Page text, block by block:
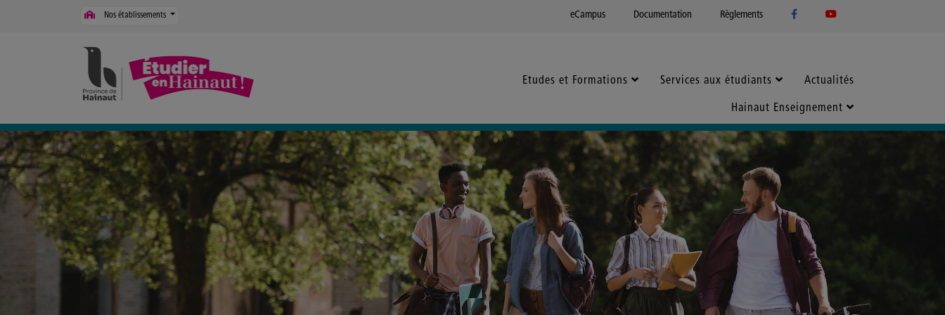
Panneau de gestion des cookies
Nos établissements eCampus Documentation Règlements
Etudes et Formations Services aux étudiants Actualités
Hainaut Enseignement